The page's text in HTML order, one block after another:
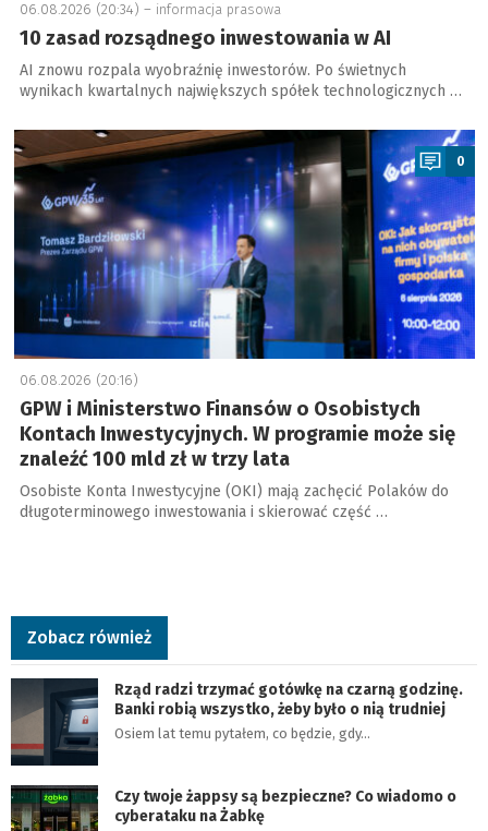
06.08.2026 (20:34) – informacja prasowa
10 zasad rozsądnego inwestowania w AI
AI znowu rozpala wyobraźnię inwestorów. Po świetnych
wynikach kwartalnych największych spółek technologicznych …
a
0
06.08.2026 (20:16)
GPW i Ministerstwo Finansów o Osobistych
Kontach Inwestycyjnych. W programie może się
znaleźć 100 mld zł w trzy lata
Osobiste Konta Inwestycyjne (OKI) mają zachęcić Polaków do
długoterminowego inwestowania i skierować część …
Zobacz również
Rząd radzi trzymać gotówkę na czarną godzinę.
Banki robią wszystko, żeby było o nią trudniej
Osiem lat temu pytałem, co będzie, gdy…
Czy twoje żappsy są bezpieczne? Co wiadomo o
cyberataku na Żabkę